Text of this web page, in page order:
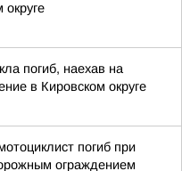
погиб, наехав на
в Кировском округе
погиб при
ограждением